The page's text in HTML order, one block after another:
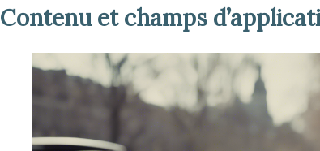
Contenu et champs